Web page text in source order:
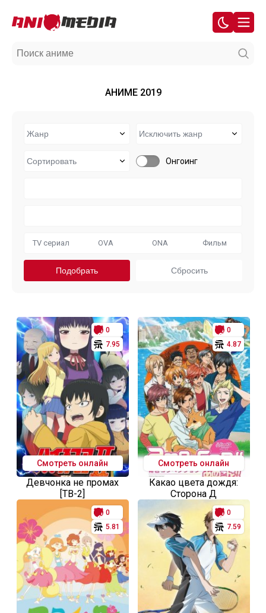
АНИМЕ 2019
Онгоинг
TV сериал OVA ONA Фильм
0
7.95
Смотреть онлайн
Девчонка не промах
[ТВ-2]
0
4.87
Смотреть онлайн
Какао цвета дождя:
Сторона Д
0
5.81
0
7.59